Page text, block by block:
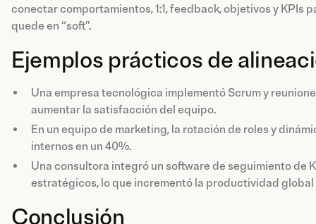
conectar comportamientos, 1:1, feedback, objetivos y KPIs
quede en “soft”.
Ejemplos prácticos de
Una empresa tecnológica implementó Scrum y
aumentar la satisfacción del equipo.
En un equipo de marketing, la rotación de roles y
internos en un 40%.
Una consultora integró un software de seguimiento de
estratégicos, lo que incrementó la productividad global
Conclusión